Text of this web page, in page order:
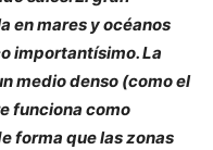
en mares y océanos
importantísimo. La
medio denso (como el
funciona como
forma que las zonas